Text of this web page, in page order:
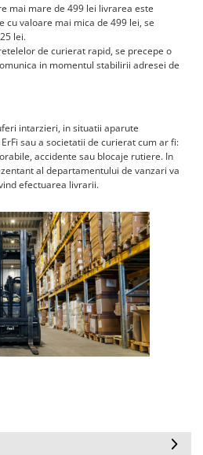
mai mare de 499 lei livrarea este
valoare mai mica de 499 lei, se
lei.
de curierat rapid, se precepe o
in momentul stabilirii adresei de
intarzieri, in situatii aparute
sau a societatii de curierat cum ar fi:
accidente sau blocaje rutiere. In
al departamentului de vanzari va
efectuarea livrarii.